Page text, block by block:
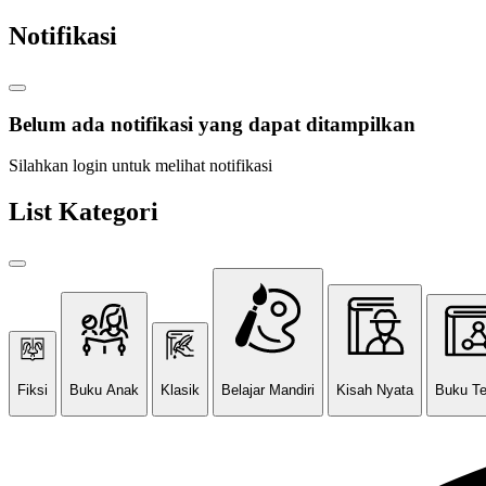
Notifikasi
Belum ada notifikasi yang dapat ditampilkan
Silahkan login untuk melihat notifikasi
List Kategori
Fiksi Buku Anak Klasik Belajar Mandiri Kisah Nyata Buku